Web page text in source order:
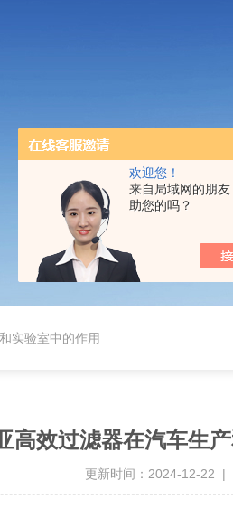
欢迎您！
来自局域网的朋
助您的吗？
实验室中的作用
高效过滤器在汽车生
更新时间：2024-12-22 |